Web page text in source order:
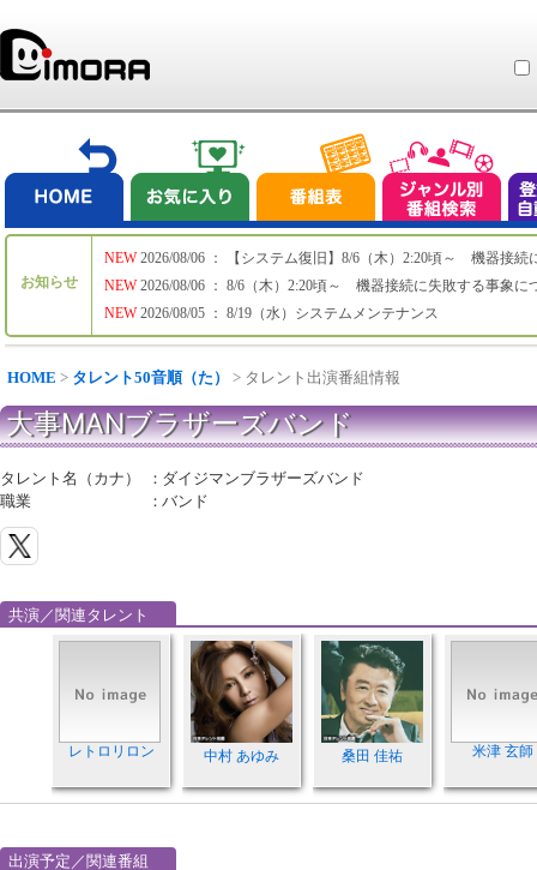
お知らせ
NEW
NEW
NEW
2026/08/06 ： 【システム復旧】8/6（木）2:20頃～ 機器接続
2026/08/06 ： 8/6（木）2:20頃～ 機器接続に失敗する事象に
2026/08/05 ： 8/19（水）システムメンテナンス
HOME > タレント50音順（た） > タレント出演番組情報
大事MANブラザーズバンド
タレント名（カナ） ： ダイジマンブラザーズバンド
職業
：バンド
共演／関連タレント
レトロリロン 中村 あゆみ 桑田 佳祐 米津 玄師
出演予定／関連番組